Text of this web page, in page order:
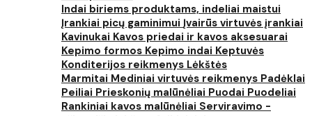
Indai biriems produktams, indeliai maistui
Įrankiai picų gaminimui Įvairūs virtuvės įrankiai
Kavinukai Kavos priedai ir kavos aksesuarai
Kepimo formos Kepimo indai Keptuvės
Konditerijos reikmenys Lėkštės
Marmitai Mediniai virtuvės reikmenys Padėklai
Peiliai Prieskonių malūnėliai Puodai Puodeliai
Rankiniai kavos malūnėliai Serviravimo -